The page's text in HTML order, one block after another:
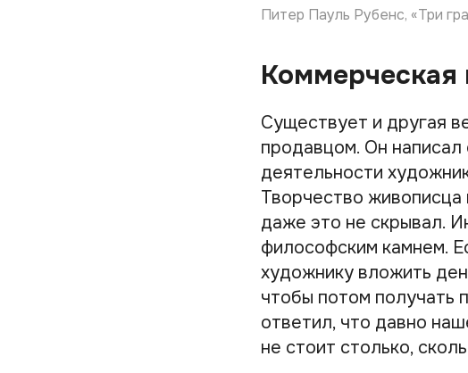
Питер Пауль Рубенс, «Три
Коммерческая
Существует и другая
продавцом. Он написал
деятельности
Творчество
даже это не скрывал.
философским камнем.
художнику вложить
чтобы потом получать
ответил, что давно
не стоит столько,